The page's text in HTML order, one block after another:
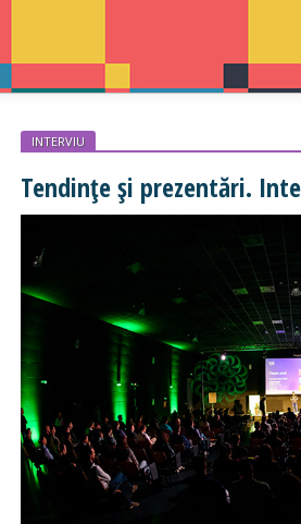
INTERVIU
Tendințe și prezentări.